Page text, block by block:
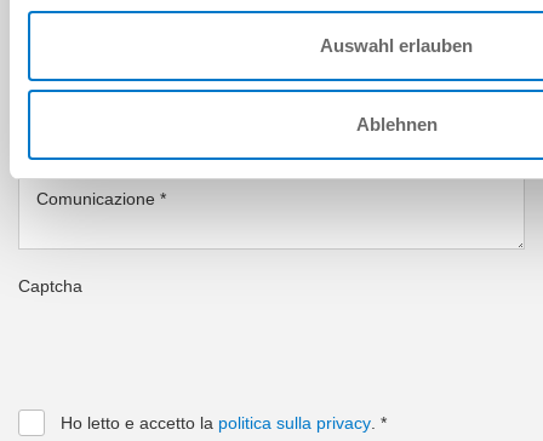
Auswahl erlauben
Ablehnen
COMUNICAZIONE
Comunicazione *
Captcha
Ho letto e accetto la politica sulla privacy. *